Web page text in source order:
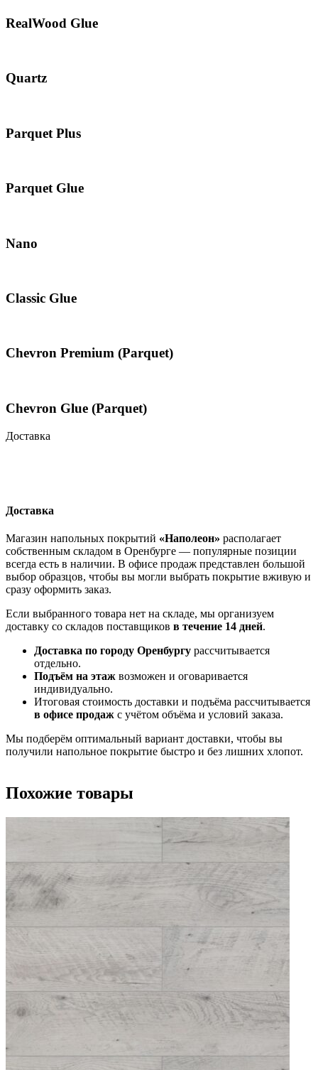
RealWood Glue
Quartz
Parquet Plus
Parquet Glue
Nano
Classic Glue
Chevron Premium (Parquet)
Chevron Glue (Parquet)
Доставка
Доставка
Магазин напольных покрытий «Наполеон» располагает
собственным складом в Оренбурге — популярные позиции
всегда есть в наличии. В офисе продаж представлен большой
выбор образцов, чтобы вы могли выбрать покрытие вживую и
сразу оформить заказ.
Если выбранного товара нет на складе, мы организуем
доставку со складов поставщиков в течение 14 дней.
Доставка по городу Оренбургу рассчитывается
отдельно.
Подъём на этаж возможен и оговаривается
индивидуально.
Итоговая стоимость доставки и подъёма рассчитывается
в офисе продаж с учётом объёма и условий заказа.
Мы подберём оптимальный вариант доставки, чтобы вы
получили напольное покрытие быстро и без лишних хлопот.
Похожие товары